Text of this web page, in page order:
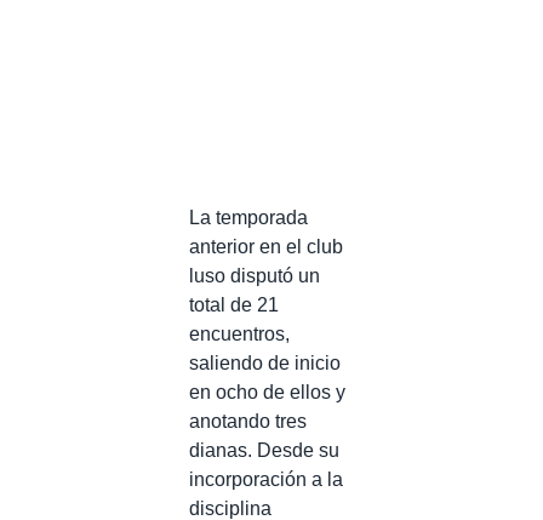
La temporada
anterior en el club
luso disputó un
total de 21
encuentros,
saliendo de inicio
en ocho de ellos y
anotando tres
dianas. Desde su
incorporación a la
disciplina